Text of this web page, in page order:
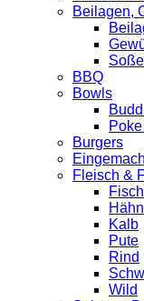
Beilagen,
BBQ
Bowls
Burgers
Fleisch &
Kalb
Pute
Rind
Wild